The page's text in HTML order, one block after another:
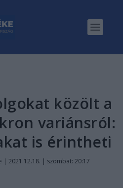
közölt a
variánsról:
is érintheti
| 2021.12.18. | szombat: 20:17